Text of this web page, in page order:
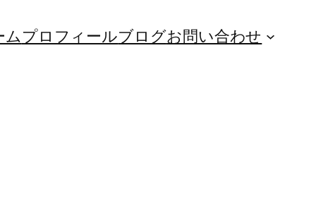
ムプロフィールブログお問い合わせ